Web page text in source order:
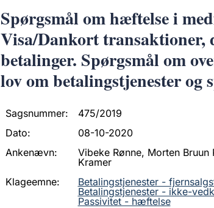
Spørgsmål om hæftelse i
Visa/Dankort transaktioner,
betalinger. Spørgsmål om
lov om betalingstjenester og
Sagsnummer:
475/2019
Dato:
08-10-2020
Ankenævn:
Vibeke Rønne, Morten
Kramer
Klageemne:
Betalingstjenester -
Betalingstjenester - ikke-
Passivitet - hæftelse